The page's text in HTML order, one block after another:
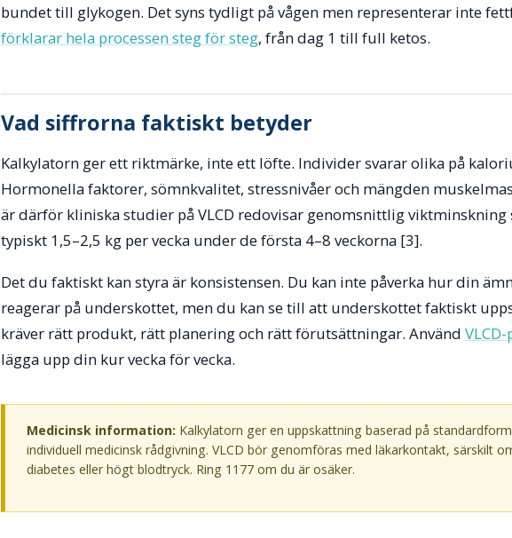
bundet till glykogen. Det syns tydligt på vågen men representerar inte
förklarar hela processen steg för steg, från dag 1 till full ketos.
Vad siffrorna faktiskt betyder
Kalkylatorn ger ett riktmärke, inte ett löfte. Individer svarar olika på
Hormonella faktorer, sömnkvalitet, stressnivåer och mängden
är därför kliniska studier på VLCD redovisar genomsnittlig viktminskning
typiskt 1,5–2,5 kg per vecka under de första 4–8 veckorna [3].
Det du faktiskt kan styra är konsistensen. Du kan inte påverka hur din
reagerar på underskottet, men du kan se till att underskottet faktiskt
kräver rätt produkt, rätt planering och rätt förutsättningar. Använd
lägga upp din kur vecka för vecka.
Medicinsk information: Kalkylatorn ger en uppskattning baserad på
individuell medicinsk rådgivning. VLCD bör genomföras med läkarkontakt, särskilt
diabetes eller högt blodtryck. Ring 1177 om du är osäker.